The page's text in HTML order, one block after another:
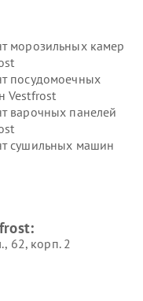
морозильных камер
посудомоечных
Vestfrost
варочных панелей
сушильных машин
62, корп. 2